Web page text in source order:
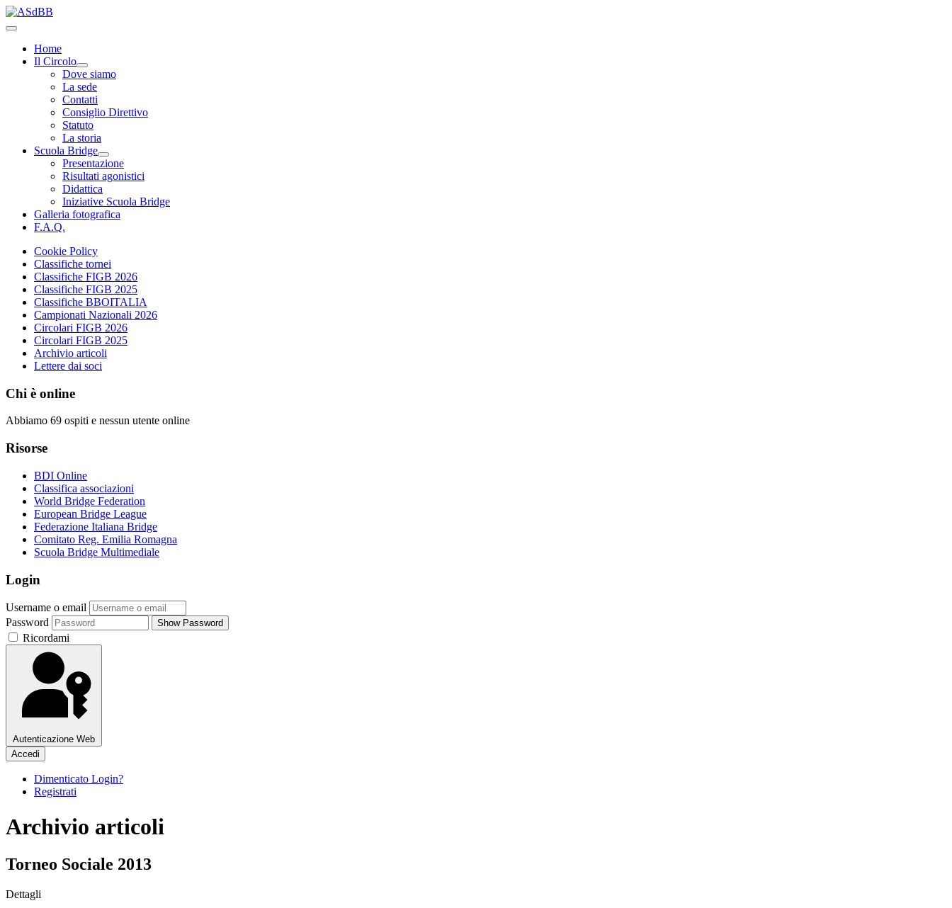
Home
Il Circolo
Dove siamo
La sede
Contatti
Consiglio Direttivo
Statuto
La storia
Scuola Bridge
Presentazione
Risultati agonistici
Didattica
Iniziative Scuola Bridge
Galleria fotografica
F.A.Q.
Cookie Policy
Classifiche tornei
Classifiche FIGB 2026
Classifiche FIGB 2025
Classifiche BBOITALIA
Campionati Nazionali 2026
Circolari FIGB 2026
Circolari FIGB 2025
Archivio articoli
Lettere dai soci
Chi è online
Abbiamo 69 ospiti e nessun utente online
Risorse
BDI Online
Classifica associazioni
World Bridge Federation
European Bridge League
Federazione Italiana Bridge
Comitato Reg. Emilia Romagna
Scuola Bridge Multimediale
Login
Username o email
Password
Show Password
Ricordami
Autenticazione Web
Accedi
Dimenticato Login?
Registrati
Archivio articoli
Torneo Sociale 2013
Dettagli